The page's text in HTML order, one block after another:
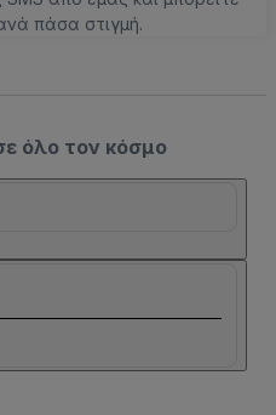
πάσα στιγμή.
όλο τον κόσμο